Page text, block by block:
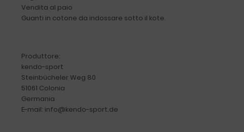
Vendita al paio
Guanti in cotone da indossare sotto il kote.
Produttore:
kendo-sport
Steinbücheler Weg 80
51061 Colonia
Germania
E-mail: info@kendo-sport.de